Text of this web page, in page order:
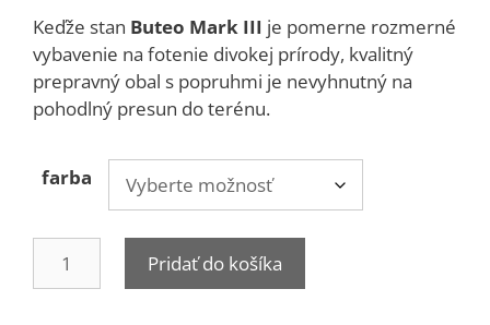
Keďže stan Buteo Mark III je pomerne rozmerné
vybavenie na fotenie divokej prírody, kvalitný
prepravný obal s popruhmi je nevyhnutný na
pohodlný presun do terénu.
farba
Náhradný
Pridať do košíka